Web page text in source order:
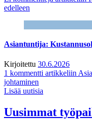
edelleen
Asiantuntija:
Kirjoitettu 30.6.2026
1 kommentti artikkeliin
johtaminen
Lisää uutisia
Uusimmat